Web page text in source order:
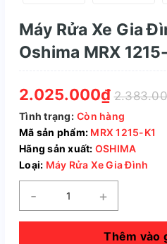
Máy Rửa Xe Gia
Oshima MRX
2.025.000₫
Tình trạng: Còn hàng
Mã sản phẩm: MRX 1215-K1
Hãng sản xuất: OSHIMA
Loại: Máy Rửa Xe Gia Đình
- +
Thêm vào